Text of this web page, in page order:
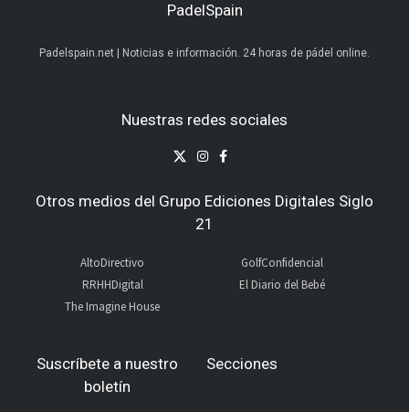
PadelSpain
Padelspain.net | Noticias e información. 24 horas de pádel online.
Nuestras redes sociales
Otros medios del Grupo Ediciones Digitales Siglo
21
AltoDirectivo
RRHHDigital
The Imagine House
GolfConfidencial
El Diario del Bebé
Suscríbete a nuestro
boletín
Secciones